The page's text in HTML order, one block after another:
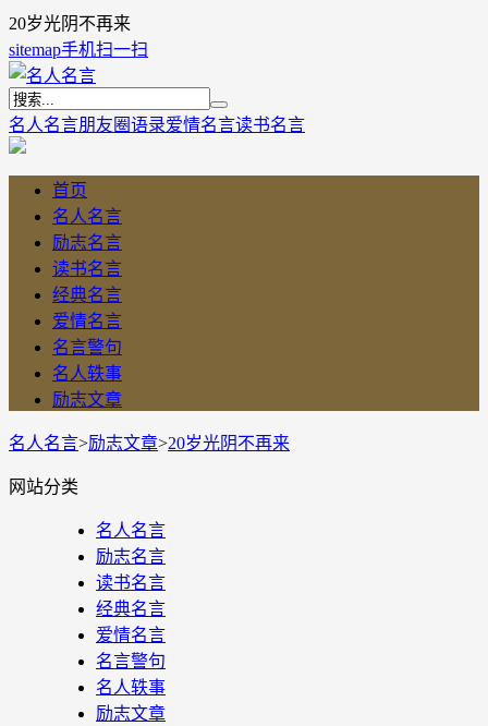
20岁光阴不再来
sitemap手机扫一扫
名人名言朋友圈语录爱情名言读书名言
首页
名人名言
励志名言
读书名言
经典名言
爱情名言
名言警句
名人轶事
励志文章
名人名言>励志文章>20岁光阴不再来
网站分类
名人名言
励志名言
读书名言
经典名言
爱情名言
名言警句
名人轶事
励志文章